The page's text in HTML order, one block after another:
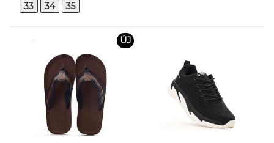
33
34 35
ÚJ